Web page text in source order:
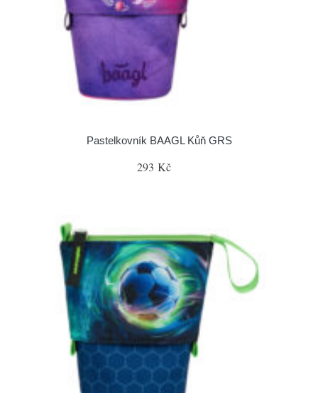
Pastelkovník BAAGL Kůň GRS
293 Kč